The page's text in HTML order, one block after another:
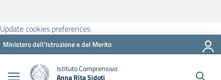
Update cookies preferences
Ministero dell'Istruzione e del Merito
Istituto Comprensivo
Anna Rita Sidoti